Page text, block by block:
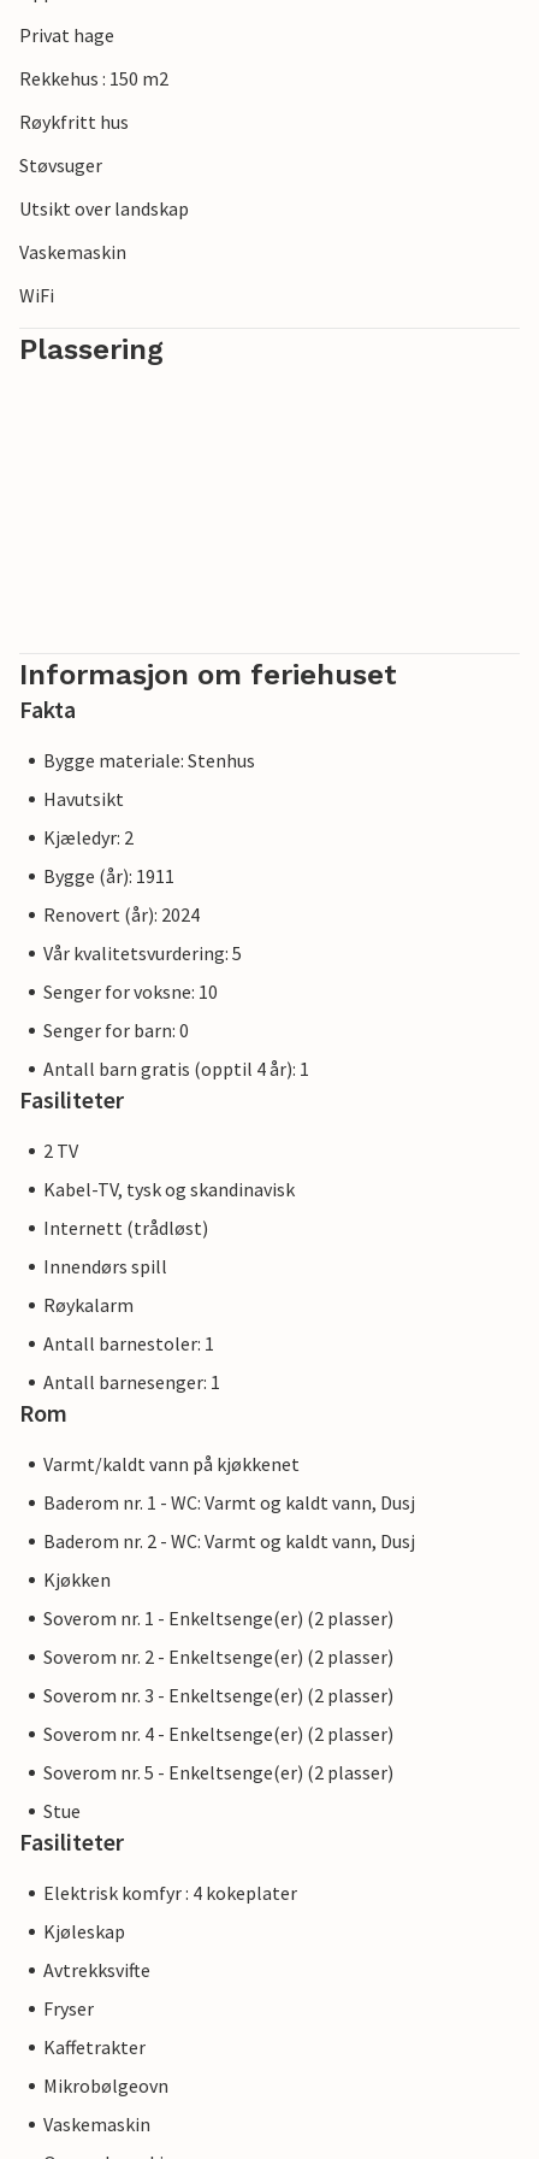
Bornholm og besøke bryggeriet i Svaneke, den hvite
gamlebyen i Rönne.
Privat hage
Rekkehus : 150 m2
Røykfritt hus
Støvsuger
Utsikt over landskap
Vaskemaskin
WiFi
Plassering
Informasjon om feriehuset
Fakta
Bygge materiale: Stenhus
Havutsikt
Kjæledyr: 2
Bygge (år): 1911
Renovert (år): 2024
Vår kvalitetsvurdering: 5
Senger for voksne: 10
Senger for barn: 0
Antall barn gratis (opptil 4 år): 1
Fasiliteter
2 TV
Kabel-TV, tysk og skandinavisk
Internett (trådløst)
Innendørs spill
Røykalarm
Antall barnestoler: 1
Antall barnesenger: 1
Rom
Varmt/kaldt vann på kjøkkenet
Baderom nr. 1 - WC: Varmt og kaldt vann, Dusj
Baderom nr. 2 - WC: Varmt og kaldt vann, Dusj
Kjøkken
Soverom nr. 1 - Enkeltsenge(er) (2 plasser)
Soverom nr. 2 - Enkeltsenge(er) (2 plasser)
Soverom nr. 3 - Enkeltsenge(er) (2 plasser)
Soverom nr. 4 - Enkeltsenge(er) (2 plasser)
Soverom nr. 5 - Enkeltsenge(er) (2 plasser)
Stue
Fasiliteter
Elektrisk komfyr : 4 kokeplater
Kjøleskap
Avtrekksvifte
Fryser
Kaffetrakter
Mikrobølgeovn
Vaskemaskin